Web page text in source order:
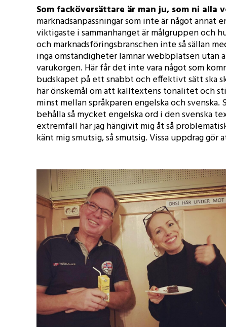
Som facköversättare är man ju, som ni alla
marknadsanpassningar som inte är något
viktigaste i sammanhanget är målgruppen och
och marknadsföringsbranschen inte så sällan
inga omständigheter lämnar webbplatsen
varukorgen. Här får det inte vara något som
budskapet på ett snabbt och effektivt sätt ska
här önskemål om att källtextens tonalitet och
minst mellan språkparen engelska och
behålla så mycket engelska ord i den svenska
extremfall har jag hängivit mig åt så
känt mig smutsig, så smutsig. Vissa uppdrag